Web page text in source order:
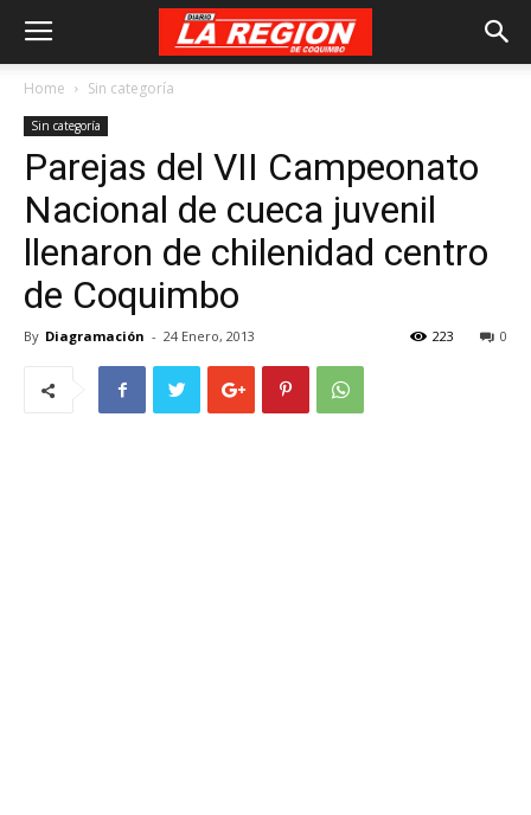
Home Sin categoría
Sin categoría
Parejas del VII Campeonato
Nacional de cueca juvenil
llenaron de chilenidad centro
de Coquimbo
By Diagramación - 24 Enero, 2013 0
223